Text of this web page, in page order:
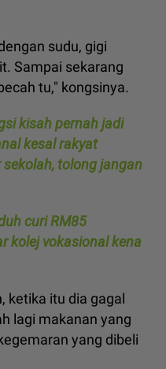
sudu, gigi
Sampai sekarang
tu," kongsinya.
kisah pernah jadi
kesal rakyat
sekolah, tolong jangan
curi RM85
kolej vokasional kena
ketika itu dia gagal
lagi makanan yang
yang dibeli